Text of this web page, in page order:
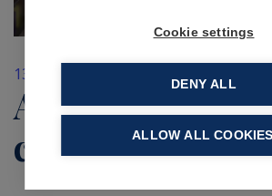
Cookie settings
DENY ALL
ALLOW ALL COOKIES
13 Marzo 2019
Alfredo Gelato:
cliente Reno